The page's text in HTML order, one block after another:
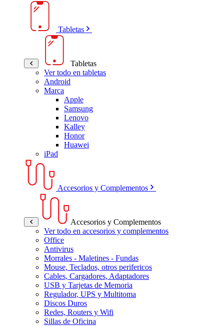
Tabletas
Tabletas
Ver todo en tabletas
Android
Marca
Apple
Samsung
Lenovo
Kalley
Honor
Huawei
iPad
Accesorios y Complementos
Accesorios y Complementos
Ver todo en accesorios y complementos
Office
Antivirus
Morrales - Maletines - Fundas
Mouse, Teclados, otros perifericos
Cables, Cargadores, Adaptadores
USB y Tarjetas de Memoria
Regulador, UPS y Multitoma
Discos Duros
Redes, Routers y Wifi
Sillas de Oficina